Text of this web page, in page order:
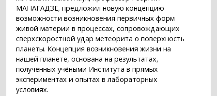
МАНАГАДЗЕ, предложил новую концепцию
возможности возникновения первичных форм
живой материи в процессах, сопровождающих
сверхскоростной удар метеорита о поверхность
планеты. Концепция возникновения жизни на
нашей планете, основана на результатах,
полученных учёными Института в прямых
экспериментах и опытах в лабораторных
условиях.